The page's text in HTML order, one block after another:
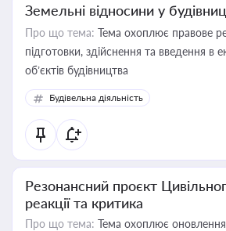
Земельні відносини у
Про що тема: Тема охоплює правове
підготовки, здійснення та введення в
об’єктів будівництва
Будівельна діяльність
Резонансний проєкт
реакції та критика
Про що тема: Тема охоплює